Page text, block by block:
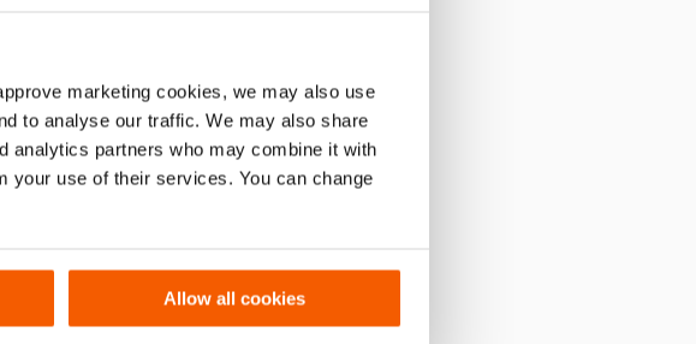
marketing cookies, we may also use
to analyse our traffic. We may also share
analytics partners who may combine it with
your use of their services. You can change
Allow all cookies
worden gebruikt om
mechanisch te